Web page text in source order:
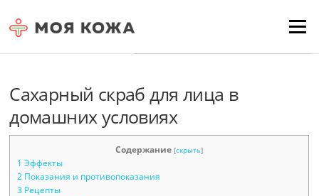
Menu
Сахарный скраб для лица в
домашних условиях
Содержание [скрыть]
1 Эффекты
2 Показания и противопоказания
3 Рецепты
Для любых предложений по